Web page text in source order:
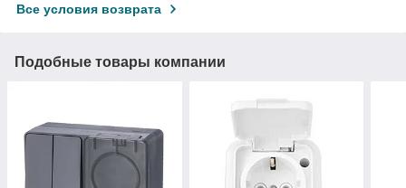
Все условия возврата
Подобные товары компании